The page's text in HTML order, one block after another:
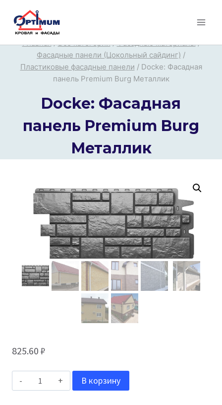
Перейти
Главная / Все категории / Фасадные материалы /
Фасадные панели (Цокольный сайдинг) /
Пластиковые фасадные панели / Docke: Фасадная
панель Premium Burg Металлик
Docke: Фасадная
панель Premium Burg
Металлик
825.60 ₽
Количество
В корзину